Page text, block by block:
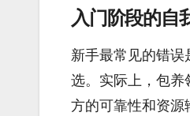
入门阶段的自
新手最常见的错
选。实际上，包养
方的可靠性和资源